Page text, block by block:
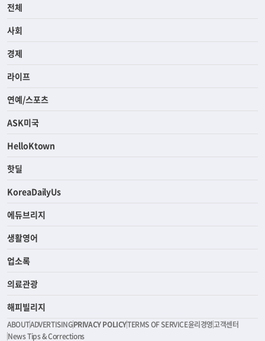
전체
사회
경제
라이프
연예/스포츠
ASK미국
HelloKtown
핫딜
KoreaDailyUs
에듀브리지
생활영어
업소록
의료관광
해피빌리지
ABOUTADVERTISINGPRIVACY POLICYTERMS OF SERVICE윤리경영고객센터
News Tips & Corrections